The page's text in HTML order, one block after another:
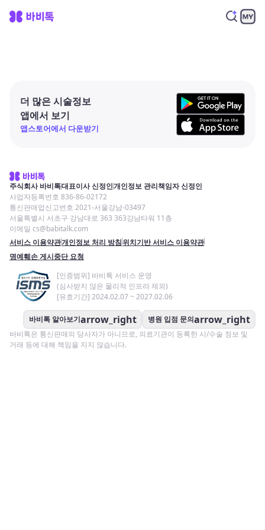
더 많은 시술정보
앱에서 보기
앱스토어에서 다운받기
주식회사 바비톡대표이사 신정인개인정보 관리책임자 신정인
사업자등록번호 836-86-02172
통신판매업신고번호 2021-서울강남-03497
서울특별시 서초구 강남대로 363 363강남타워 11층
이메일 cs@babitalk.com
서비스 이용약관개인정보 처리 방침위치기반 서비스 이용약관
명예훼손 게시중단 요청
[인증범위] 바비톡 서비스 운영
(심사받지 않은 물리적 인프라 제외)
[유효기간] 2024.02.07 ~ 2027.02.06
바비톡 알아보기arrow_right 병원 입점 문의arrow_right
바비톡은 통신판매의 당사자가 아니므로, 의료기관이 등록한 시/수술 정보 및
거래 등에 대해 책임을 지지 않습니다.